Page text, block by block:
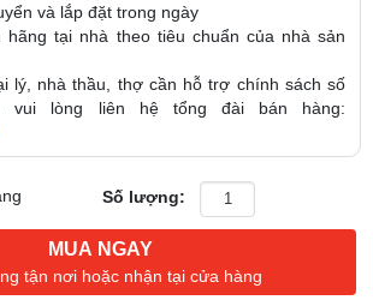
và lắp đặt trong ngày
hãng tại nhà theo tiêu chuẩn của nhà sản
lý, nhà thầu, thợ cần hỗ trợ chính sách số
vui lòng liên hệ tổng đài bán hàng:
Số lượng:
MUA NGAY
tận nơi hoặc nhận tại cửa hàng